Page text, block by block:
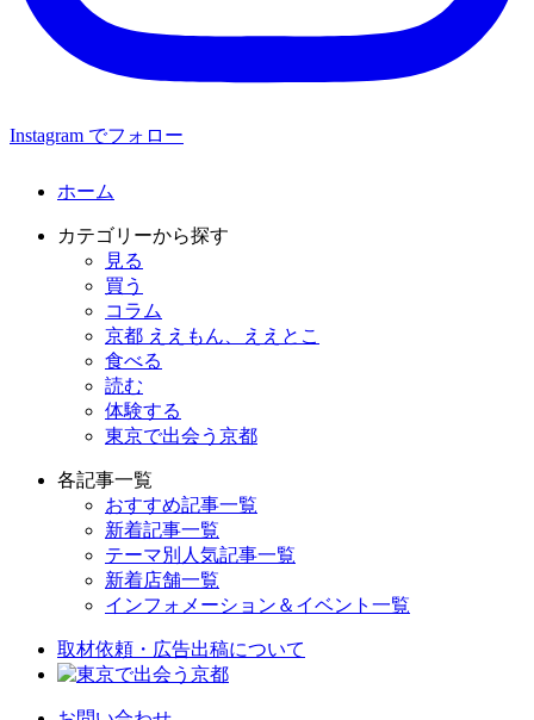
Instagram でフォロー
ホーム
カテゴリーから探す
見る
買う
コラム
京都 ええもん、ええとこ
食べる
読む
体験する
東京で出会う京都
各記事一覧
おすすめ記事一覧
新着記事一覧
テーマ別人気記事一覧
新着店舗一覧
インフォメーション＆イベント一覧
取材依頼・広告出稿について